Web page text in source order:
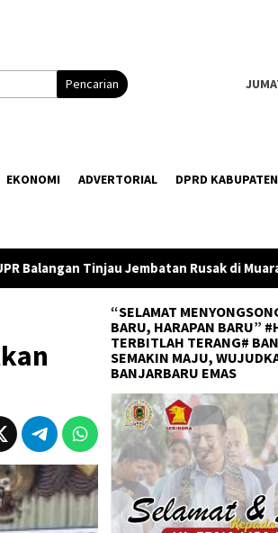
Pencarian
EKONOMI ADVERTORIAL DPRD
Rusak di Muara Ninian Pemkot
“SELAMAT
BARU, HARAPAN BARU”
TERBITLAH TERANG#
SEMAKIN MAJU,
BANJARBARU EMAS